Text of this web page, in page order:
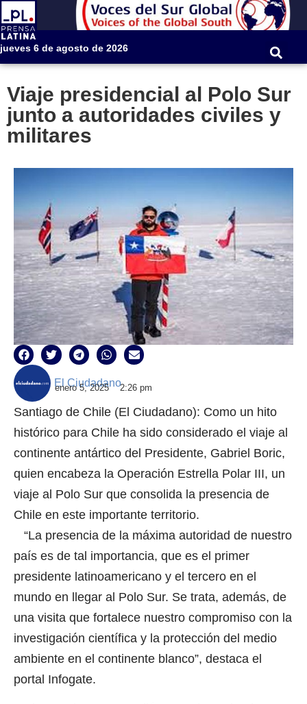
jueves 6 de agosto de 2026
Viaje presidencial al Polo Sur
junto a autoridades civiles y
militares
El Ciudadano
enero 5, 2025 2:26 pm
Santiago de Chile (El Ciudadano): Como un hito
histórico para Chile ha sido considerado el viaje al
continente antártico del Presidente, Gabriel Boric,
quien encabeza la Operación Estrella Polar III, un
viaje al Polo Sur que consolida la presencia de
Chile en este importante territorio.
“La presencia de la máxima autoridad de nuestro
país es de tal importancia, que es el primer
presidente latinoamericano y el tercero en el
mundo en llegar al Polo Sur. Se trata, además, de
una visita que fortalece nuestro compromiso con la
investigación científica y la protección del medio
ambiente en el continente blanco”, destaca el
portal Infogate.